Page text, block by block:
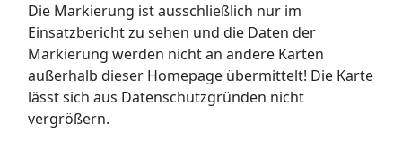
Die Markierung ist ausschließlich nur im
Einsatzbericht zu sehen und die Daten der
Markierung werden nicht an andere Karten
außerhalb dieser Homepage übermittelt! Die Karte
lässt sich aus Datenschutzgründen nicht
vergrößern.